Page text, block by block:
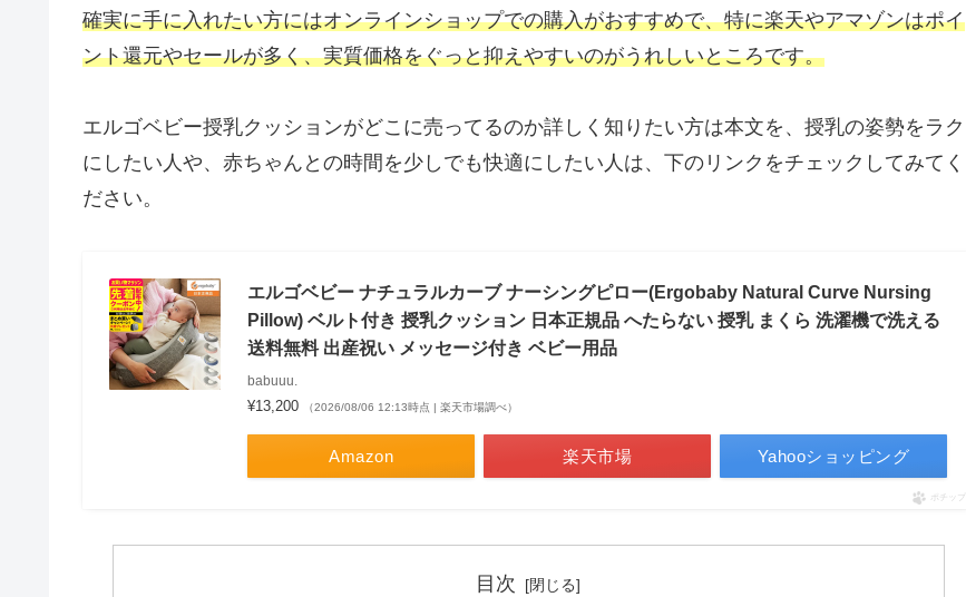
確実に手に入れたい方にはオンラインショップでの購入がおすすめで、特に楽天やアマゾンはポイ
ント還元やセールが多く、実質価格をぐっと抑えやすいのがうれしいところです。
エルゴベビー授乳クッションがどこに売ってるのか詳しく知りたい方は本文を、授乳の姿勢をラク
にしたい人や、赤ちゃんとの時間を少しでも快適にしたい人は、下のリンクをチェックしてみてく
ださい。
エルゴベビー ナチュラルカーブ ナーシングピロー(Ergobaby Natural Curve Nursing
Pillow) ベルト付き 授乳クッション 日本正規品 へたらない 授乳 まくら 洗濯機で洗える
送料無料 出産祝い メッセージ付き ベビー用品
babuuu.
¥13,200 （2026/08/06 12:13時点 | 楽天市場調べ）
Amazon 楽天市場 Yahooショッピング
ポチップ
目次